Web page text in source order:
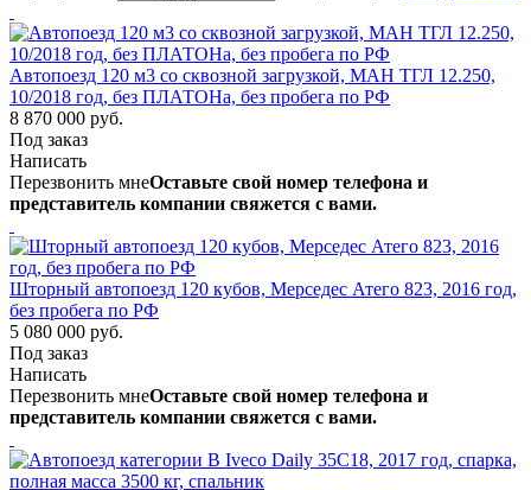
Автопоезд 120 м3 со сквозной загрузкой, МАН ТГЛ 12.250,
10/2018 год, без ПЛАТОНа, без пробега по РФ
8 870 000 руб.
Под заказ
Написать
Перезвонить мнеОставьте свой номер телефона и
представитель компании свяжется с вами.
Шторный автопоезд 120 кубов, Мерседес Атего 823, 2016 год,
без пробега по РФ
5 080 000 руб.
Под заказ
Написать
Перезвонить мнеОставьте свой номер телефона и
представитель компании свяжется с вами.